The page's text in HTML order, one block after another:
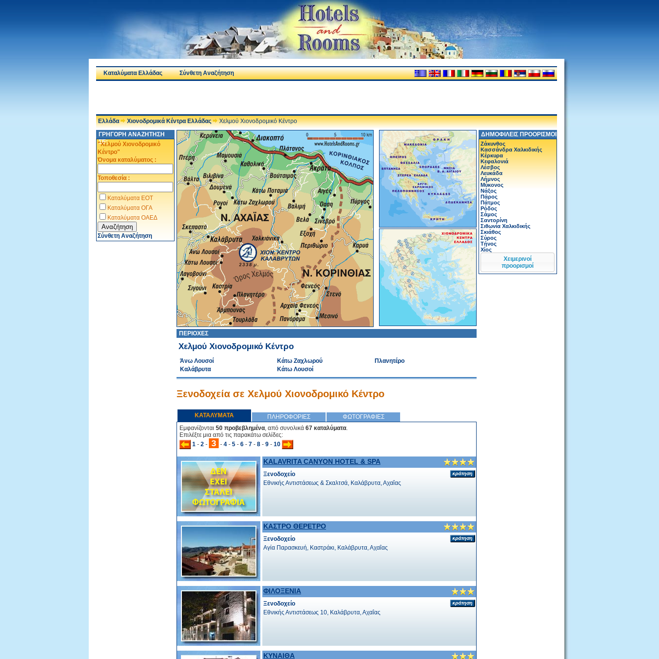
Καταλύματα Ελλάδας Σύνθετη Αναζήτηση
Ελλάδα Χιονοδρομικά Κέντρα Ελλάδας
Χελμού Χιονοδρομικό Κέντρο
ΓΡΗΓΟΡΗ ΑΝΑΖΗΤΗΣΗ
ΣΕ:
"Χελμού Χιονοδρομικό
Κέντρο"
Όνομα καταλύματος :
Τοποθεσία :
Καταλύματα ΕΟΤ
Καταλύματα ΟΓΑ
Καταλύματα ΟΑΕΔ
Σύνθετη Αναζήτηση
ΠΕΡΙΟΧΕΣ
Χελμού Χιονοδρομικό Κέντρο
Άνω Λουσοί
Καλάβρυτα
Κάτω Ζαχλωρού
Κάτω Λουσοί
Πλανητέρο
Ξενοδοχεία σε Χελμού Χιονοδρομικό Κέντρο
ΚΑΤΑΛΥΜΑΤΑ ΠΛΗΡΟΦΟΡΙΕΣ
ΦΩΤΟΓΡΑΦΙΕΣ
Εμφανίζονται 50 προβεβλημένα, από συνολικά 67 καταλύματα.
Επιλέξτε μια από τις παρακάτω σελίδες:
1 - 2 - 3 - 4 - 5 - 6 - 7 - 8 - 9 - 10
KALAVRITA CANYON HOTEL & SPA
Ξενοδοχείο
Εθνικής Αντιστάσεως & Σκαλτσά, Καλάβρυτα, Αχαΐας
ΚΑΣΤΡΟ ΘΕΡΕΤΡΟ
Ξενοδοχείο
Αγία Παρασκευή, Καστράκι, Καλάβρυτα, Αχαΐας
ΦΙΛΟΞΕΝΙΑ
Ξενοδοχείο
Εθνικής Αντιστάσεως 10, Καλάβρυτα, Αχαΐας
ΚΥΝΑΙΘΑ
ΔΗΜΟΦΙΛΕΙΣ ΠΡΟΟΡΙΣΜΟΙ
Ζάκυνθος
Κασσάνδρα Χαλκιδικής
Κέρκυρα
Κεφαλονιά
Λέσβος
Λευκάδα
Λήμνος
Μύκονος
Νάξος
Πάρος
Πάτμος
Ρόδος
Σάμος
Σαντορίνη
Σιθωνία Χαλκιδικής
Σκιάθος
Σύρος
Τήνος
Χίος
Χειμερινοί
προορισμοί